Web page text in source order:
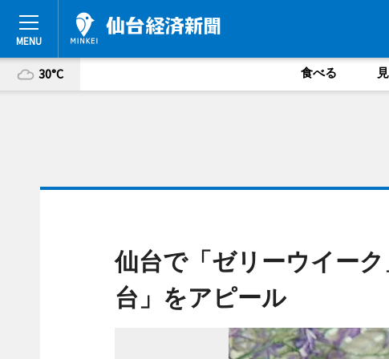
30°C 食べる
仙台で「ゼリーウイー
台」をアピール